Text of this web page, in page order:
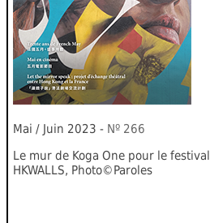
Mai / Juin 2023 - Nº 266
Le mur de Koga One pour le festival
HKWALLS, Photo©Paroles